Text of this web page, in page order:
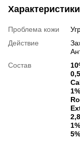
Характеристики
Проблема кожи
Действие
Состав